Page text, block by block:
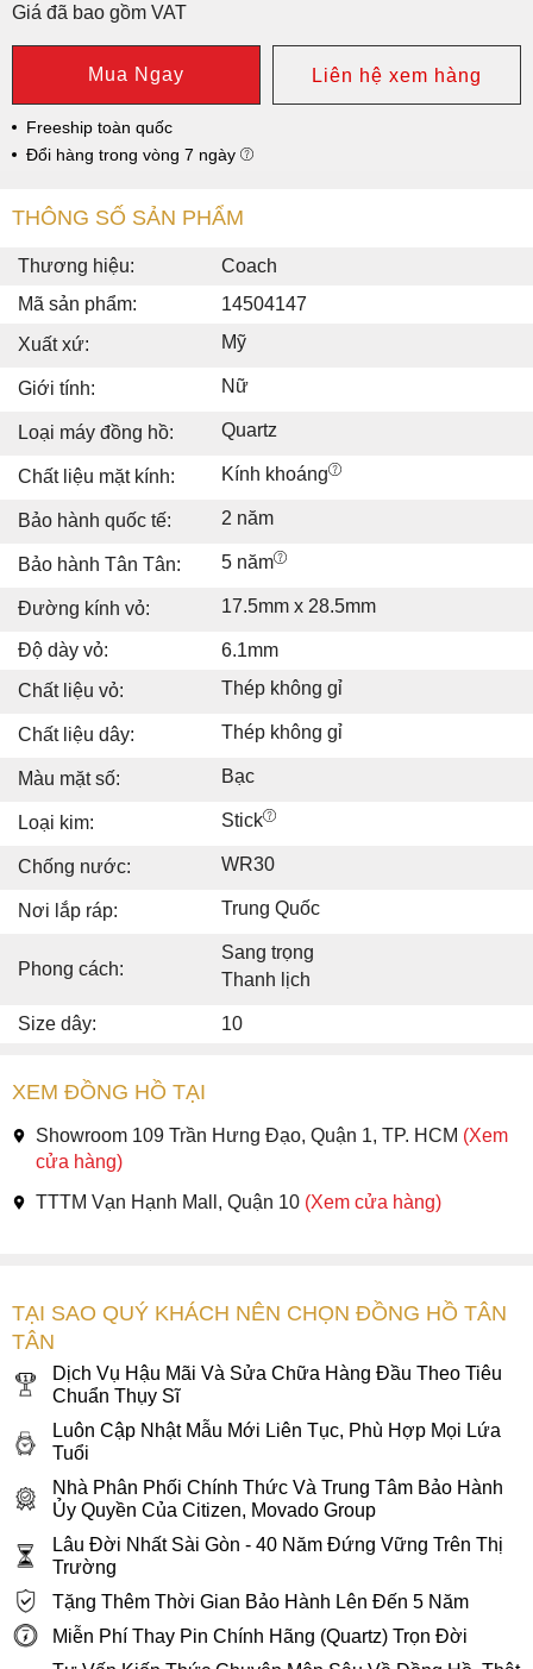
Giá đã bao gồm VAT
Mua Ngay Liên hệ xem hàng
Freeship toàn quốc
Đổi hàng trong vòng 7 ngày
THÔNG SỐ SẢN PHẨM
Thương hiệu:
Coach
Mã sản phẩm:
14504147
Xuất xứ:
Mỹ
Giới tính: Nữ
Loại máy đồng hồ: Quartz
Chất liệu mặt kính: Kính khoáng
Bảo hành quốc tế: 2 năm
Bảo hành Tân Tân: 5 năm
Đường kính vỏ: 17.5mm x 28.5mm
Độ dày vỏ:
6.1mm
Chất liệu vỏ:
Thép không gỉ
Chất liệu dây: Thép không gỉ
Màu mặt số: Bạc
Loại kim: Stick
Chống nước: WR30
Nơi lắp ráp: Trung Quốc
Phong cách:
Sang trọng
Thanh lịch
Size dây: 10
XEM ĐỒNG HỒ TẠI
Showroom 109 Trần Hưng Đạo, Quận 1, TP. HCM (Xem
cửa hàng)
TTTM Vạn Hạnh Mall, Quận 10 (Xem cửa hàng)
TẠI SAO QUÝ KHÁCH NÊN CHỌN ĐỒNG HỒ TÂN
TÂN
Dịch Vụ Hậu Mãi Và Sửa Chữa Hàng Đầu Theo Tiêu
Chuẩn Thụy Sĩ
Luôn Cập Nhật Mẫu Mới Liên Tục, Phù Hợp Mọi Lứa
Tuổi
Nhà Phân Phối Chính Thức Và Trung Tâm Bảo Hành
Ủy Quyền Của Citizen, Movado Group
Lâu Đời Nhất Sài Gòn - 40 Năm Đứng Vững Trên Thị
Trường
Tặng Thêm Thời Gian Bảo Hành Lên Đến 5 Năm
Miễn Phí Thay Pin Chính Hãng (Quartz) Trọn Đời